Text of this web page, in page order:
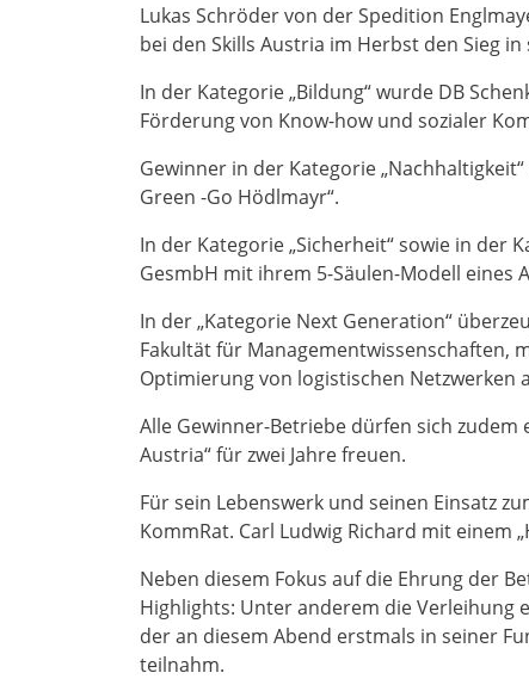
Lukas Schröder von der Spedition
bei den Skills Austria im Herbst den Sieg
In der Kategorie „Bildung“ wurde DB
Förderung von Know-how und sozialer
Gewinner in der Kategorie
Green -Go Hödlmayr“.
In der Kategorie „Sicherheit“ sowie in der
GesmbH mit ihrem 5-Säulen-Modell eines
In der „Kategorie Next Generation“
Fakultät für Managementwissenschaften,
Optimierung von logistischen Netzwerken
Alle Gewinner-Betriebe dürfen sich
Austria“ für zwei Jahre freuen.
Für sein Lebenswerk und seinen Einsatz
KommRat. Carl Ludwig Richard mit einem
Neben diesem Fokus auf die Ehrung der
Highlights: Unter anderem die Verleihung
der an diesem Abend erstmals in seiner
teilnahm.